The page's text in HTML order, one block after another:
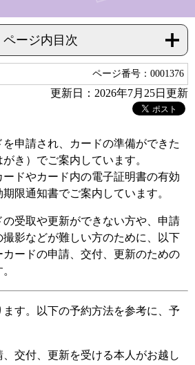
ページ内目次
ページ番号：0001376
更新日：2026年7月25日更新
申請され、カードの準備ができた
き）でご案内しています。
ードやカード内の電子証明書の有効
限通知書でご案内しています。
受取や更新ができない方や、申請
影などが難しい方のために、以下
ードの申請、交付、更新のための
す。以下の予約方法を参考に、予
交付、更新を受ける本人がお越し